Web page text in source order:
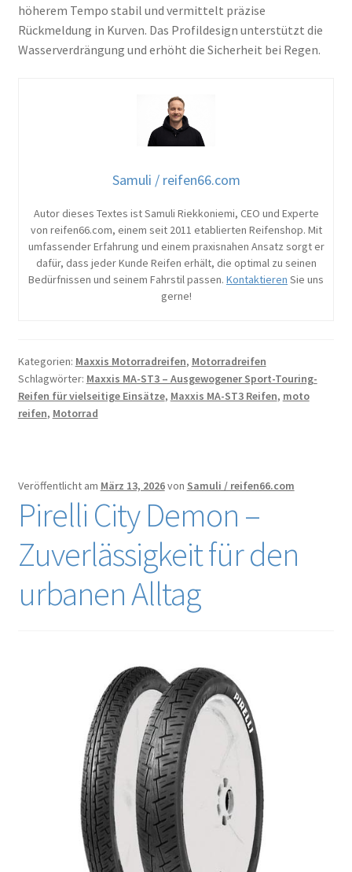
höherem Tempo stabil und vermittelt präzise
Rückmeldung in Kurven. Das Profildesign unterstützt die
Wasserverdrängung und erhöht die Sicherheit bei Regen.
Samuli / reifen66.com
Autor dieses Textes ist Samuli Riekkoniemi, CEO und Experte
von reifen66.com, einem seit 2011 etablierten Reifenshop. Mit
umfassender Erfahrung und einem praxisnahen Ansatz sorgt er
dafür, dass jeder Kunde Reifen erhält, die optimal zu seinen
Bedürfnissen und seinem Fahrstil passen. Kontaktieren Sie uns
gerne!
Kategorien: Maxxis Motorradreifen, Motorradreifen
Schlagwörter: Maxxis MA-ST3 – Ausgewogener Sport-Touring-
Reifen für vielseitige Einsätze, Maxxis MA-ST3 Reifen, moto
reifen, Motorrad
Veröffentlicht am März 13, 2026von Samuli / reifen66.com
Pirelli City Demon –
Zuverlässigkeit für den
urbanen Alltag